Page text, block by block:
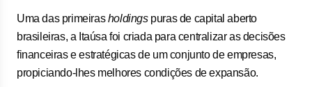
Uma das primeirasholdingspuras de capital aberto
brasileiras, a Itaúsa foi criada para centralizar as decisões
financeiras e estratégicas de um conjunto de empresas,
propiciando-lhes melhores condições de expansão.